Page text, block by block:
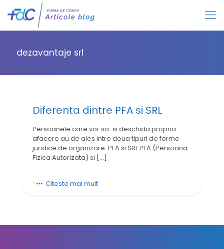
dezavantaje srl
Diferenta dintre PFA si SRL
Persoanele care vor sa-si deschida propria
afacere au de ales intre doua tipuri de forme
juridice de organizare: PFA si SRL PFA (Persoana
Fizica Autorizata) si […]
Citeste mai mult